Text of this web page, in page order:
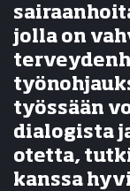
jolla on
työssään
dialogista
otetta,
kanssa